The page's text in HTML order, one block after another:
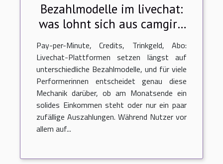
Bezahlmodelle im livechat:
was lohnt sich aus camgirl-
sicht?
Pay-per-Minute, Credits, Trinkgeld, Abo:
Livechat-Plattformen setzen längst auf
unterschiedliche Bezahlmodelle, und für viele
Performerinnen entscheidet genau diese
Mechanik darüber, ob am Monatsende ein
solides Einkommen steht oder nur ein paar
zufällige Auszahlungen. Während Nutzer vor
allem auf...